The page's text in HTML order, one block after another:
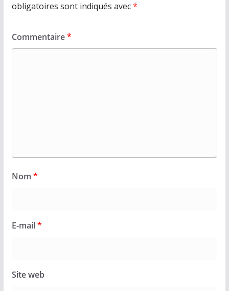
obligatoires sont indiqués avec*
Commentaire*
Nom *
E-mail*
Site web